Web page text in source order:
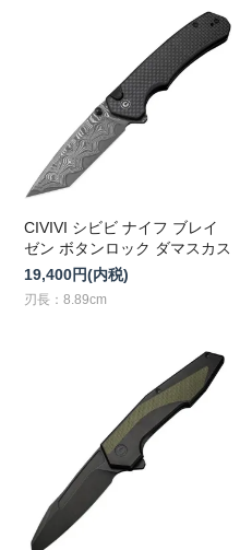
CIVIVI シビビ ナイフ ブレイ
ゼン ボタンロック ダマスカス
19,400円(内税)
刃長：8.89cm